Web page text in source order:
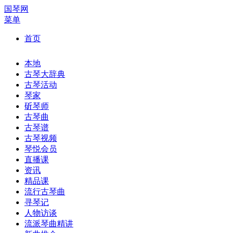
国琴网
菜单
首页
本地
古琴大辞典
古琴活动
琴家
斫琴师
古琴曲
古琴谱
古琴视频
琴悦会员
直播课
资讯
精品课
流行古琴曲
寻琴记
人物访谈
流派琴曲精讲